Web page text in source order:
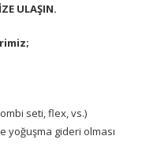
ULAŞIN.
seti, flex, vs.)
yoğuşma gideri olması